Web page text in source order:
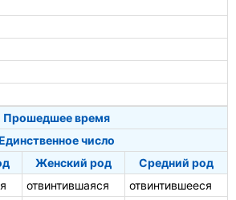
Прошедшее время
число
Женский род
Средний род
отвинтившаяся
отвинтившееся